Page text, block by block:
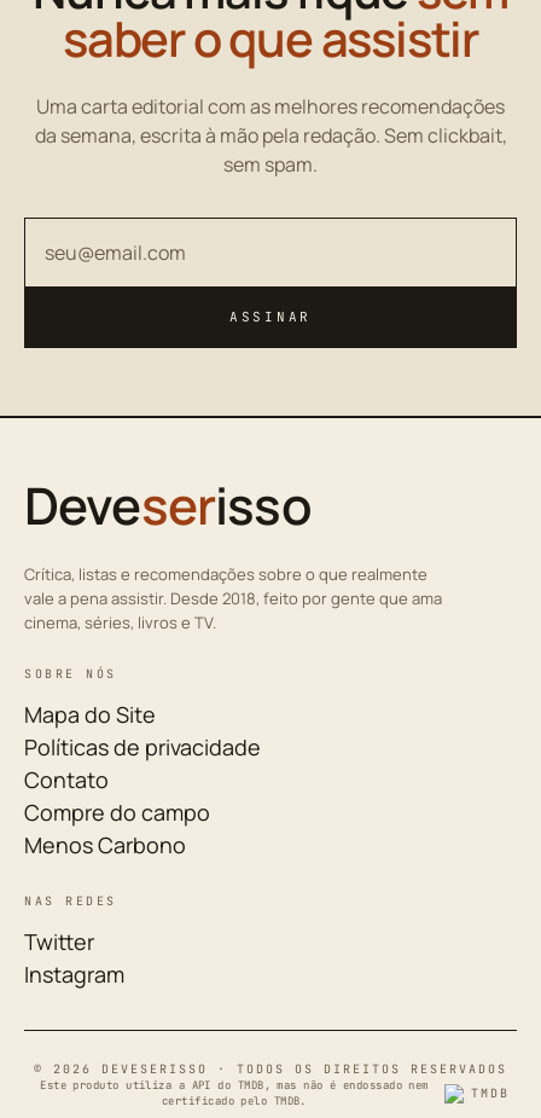
saber o que assistir
Uma carta editorial com as melhores recomendações
da semana, escrita à mão pela redação. Sem clickbait,
sem spam.
ASSINAR
Deveserisso
Crítica, listas e recomendações sobre o que realmente
vale a pena assistir. Desde 2018, feito por gente que ama
cinema, séries, livros e TV.
SOBRE NÓS
Mapa do Site
Políticas de privacidade
Contato
Compre do campo
Menos Carbono
NAS REDES
Twitter
Instagram
© 2026 DEVESERISSO · TODOS OS DIREITOS RESERVADOS
Este produto utiliza a API do TMDB, mas não é endossado nem
certificado pelo TMDB.